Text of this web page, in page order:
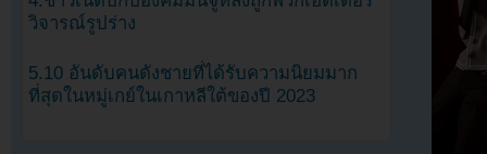
วิจารณ์รูปร่าง
5.10 อันดับคนดังชายที่ได้รับความนิยมมาก
ที่สุดในหมู่เกย์ในเกาหลีใต้ของปี 2023